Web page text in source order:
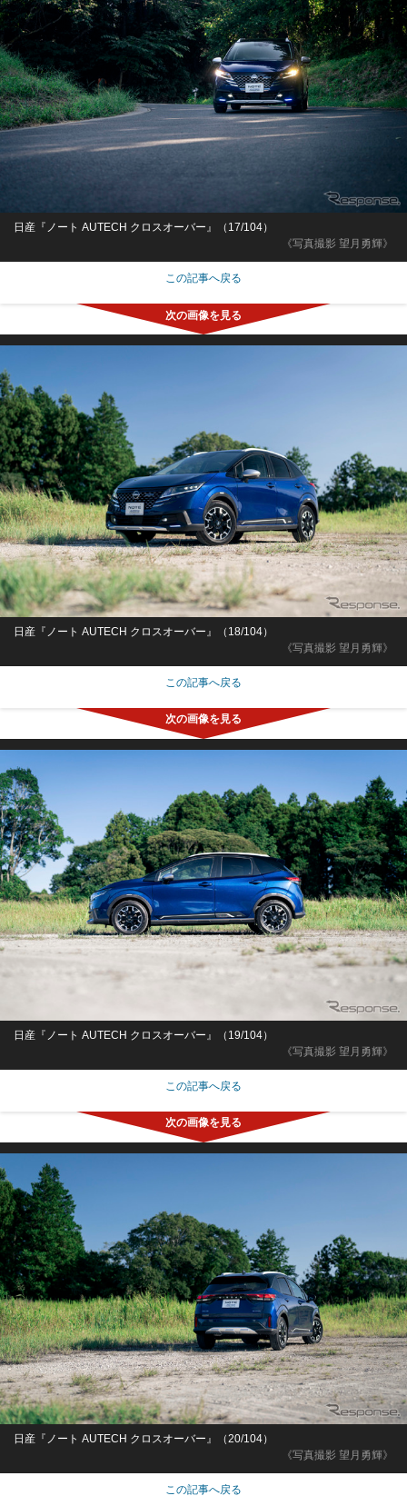
《写真撮影 望月勇輝》
日産『ノート AUTECH クロスオーバー』（17/104）
この記事へ戻る
《写真撮影 望月勇輝》
日産『ノート AUTECH クロスオーバー』（18/104）
この記事へ戻る
《写真撮影 望月勇輝》
日産『ノート AUTECH クロスオーバー』（19/104）
この記事へ戻る
《写真撮影 望月勇輝》
日産『ノート AUTECH クロスオーバー』（20/104）
この記事へ戻る